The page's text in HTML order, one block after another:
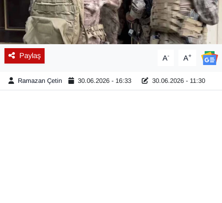
Paylaş A- A+
Ramazan Çetin 30.06.2026 - 16:33 30.06.2026 - 11:30
EKONOMİ
Eleman
Emlak
En çok konuşulanlar